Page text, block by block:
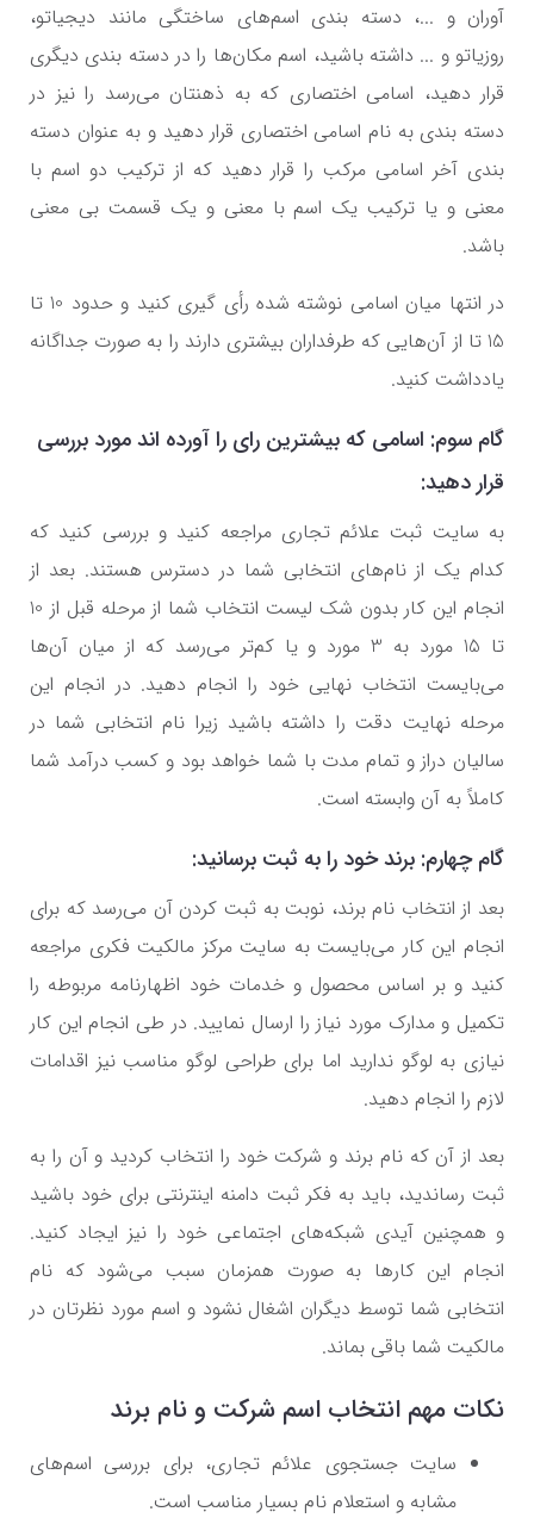
آوران و ...، دسته بندی اسم‌های ساختگی مانند دیجیاتو،
روزیاتو و ... داشته باشید، اسم مکان‌ها را در دسته بندی دیگری
قرار دهید، اسامی اختصاری که به ذهنتان می‌رسد را نیز در
دسته بندی به نام اسامی اختصاری قرار دهید و به عنوان دسته
بندی آخر اسامی مرکب را قرار دهید که از ترکیب دو اسم با
معنی و یا ترکیب یک اسم با معنی و یک قسمت بی معنی
باشد.
در انتها میان اسامی نوشته شده رأی گیری کنید و حدود 10 تا
15 تا از آن‌هایی که طرفداران بیشتری دارند را به صورت جداگانه
یادداشت کنید.
گام سوم: اسامی که بیشترین رای را آورده اند مورد بررسی
قرار دهید:
به سایت ثبت علائم تجاری مراجعه کنید و بررسی کنید که
کدام یک از نام‌های انتخابی شما در دسترس هستند. بعد از
انجام این کار بدون شک لیست انتخاب شما از مرحله قبل از 10
تا 15 مورد به 3 مورد و یا کم‌تر می‌رسد که از میان آن‌ها
می‌بایست انتخاب نهایی خود را انجام دهید. در انجام این
مرحله نهایت دقت را داشته باشید زیرا نام انتخابی شما در
سالیان دراز و تمام مدت با شما خواهد بود و کسب درآمد شما
کاملاً به آن وابسته است.
گام چهارم: برند خود را به ثبت برسانید:
بعد از انتخاب نام برند، نوبت به ثبت کردن آن می‌رسد که برای
انجام این کار می‌بایست به سایت مرکز مالکیت فکری مراجعه
کنید و بر اساس محصول و خدمات خود اظهارنامه مربوطه را
تکمیل و مدارک مورد نیاز را ارسال نمایید. در طی انجام این کار
نیازی به لوگو ندارید اما برای طراحی لوگو مناسب نیز اقدامات
لازم را انجام دهید.
بعد از آن که نام برند و شرکت خود را انتخاب کردید و آن را به
ثبت رساندید، باید به فکر ثبت دامنه اینترنتی برای خود باشید
و همچنین آیدی شبکه‌های اجتماعی خود را نیز ایجاد کنید.
انجام این کارها به صورت همزمان سبب می‌شود که نام
انتخابی شما توسط دیگران اشغال نشود و اسم مورد نظرتان در
مالکیت شما باقی بماند.
نکات مهم انتخاب اسم شرکت و نام برند
سایت جستجوی علائم تجاری، برای بررسی اسم‌های
مشابه و استعلام نام بسیار مناسب است.